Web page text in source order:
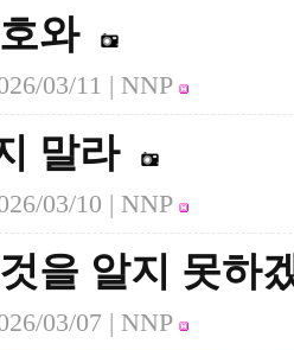
와
03/11 | NNP
말라
03/10 | NNP
을 알지 못하
03/07 | NNP